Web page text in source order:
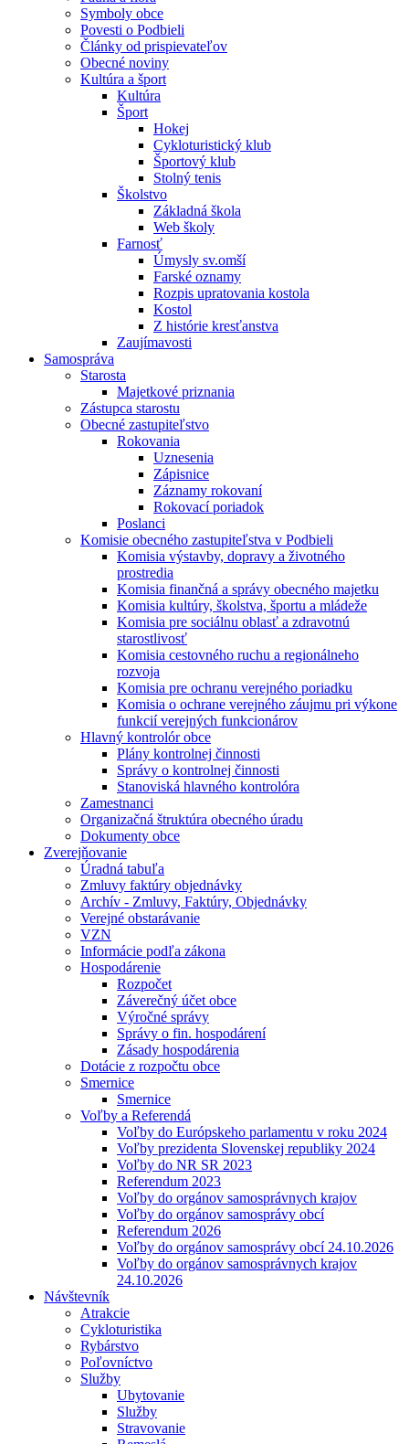
Symboly obce
Povesti o Podbieli
Články od prispievateľov
Obecné noviny
Kultúra a šport
Kultúra
Šport
Hokej
Cykloturistický klub
Športový klub
Stolný tenis
Školstvo
Základná škola
Web školy
Farnosť
Úmysly sv.omší
Farské oznamy
Rozpis upratovania kostola
Kostol
Z histórie kresťanstva
Zaujímavosti
Samospráva
Starosta
Majetkové priznania
Zástupca starostu
Obecné zastupiteľstvo
Rokovania
Uznesenia
Zápisnice
Záznamy rokovaní
Rokovací poriadok
Poslanci
Komisie obecného zastupiteľstva v Podbieli
Komisia výstavby, dopravy a životného
prostredia
Komisia finančná a správy obecného majetku
Komisia kultúry, školstva, športu a mládeže
Komisia pre sociálnu oblasť a zdravotnú
starostlivosť
Komisia cestovného ruchu a regionálneho
rozvoja
Komisia pre ochranu verejného poriadku
Komisia o ochrane verejného záujmu pri výkone
funkcií verejných funkcionárov
Hlavný kontrolór obce
Plány kontrolnej činnosti
Správy o kontrolnej činnosti
Stanoviská hlavného kontrolóra
Zamestnanci
Organizačná štruktúra obecného úradu
Dokumenty obce
Zverejňovanie
Úradná tabuľa
Zmluvy faktúry objednávky
Archív - Zmluvy, Faktúry, Objednávky
Verejné obstarávanie
VZN
Informácie podľa zákona
Hospodárenie
Rozpočet
Záverečný účet obce
Výročné správy
Správy o fin. hospodárení
Zásady hospodárenia
Dotácie z rozpočtu obce
Smernice
Smernice
Voľby a Referendá
Voľby do Európskeho parlamentu v roku 2024
Voľby prezidenta Slovenskej republiky 2024
Voľby do NR SR 2023
Referendum 2023
Voľby do orgánov samosprávnych krajov
Voľby do orgánov samosprávy obcí
Referendum 2026
Voľby do orgánov samosprávy obcí 24.10.2026
Voľby do orgánov samosprávnych krajov
24.10.2026
Návštevník
Atrakcie
Cykloturistika
Rybárstvo
Poľovníctvo
Služby
Ubytovanie
Služby
Stravovanie